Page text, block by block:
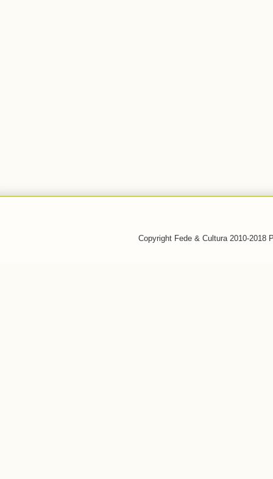
Copyright Fede & Cultura 2010-2018